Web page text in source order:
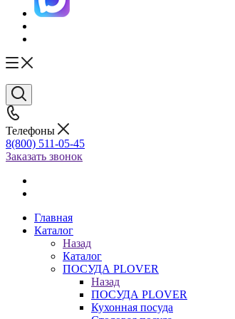
Телефоны
8(800) 511-05-45
Заказать звонок
Главная
Каталог
Назад
Каталог
ПОСУДА PLOVER
Назад
ПОСУДА PLOVER
Кухонная посуда